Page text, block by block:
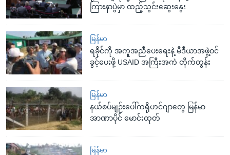
ကြားနာပွဲမှာ ထည့်သွင်းဆွေးနွေး
မြန်မာ
ရခိုင်ကို အကူအညီပေးရေးနဲ့ မီဒီယာအဖွဲ့ဝင်
ခွင့်ပေးဖို့ USAID အကြီးအကဲ တိုက်တွန်း
မြန်မာ
နယ်စပ်မျဉ်းပေါ်ကရိုဟင်ဂျာတွေ မြန်မာ
အာဏာပိုင် မောင်းထုတ်
မြန်မာ